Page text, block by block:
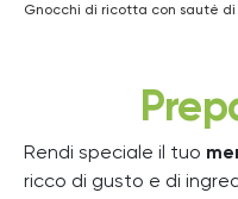
Gnocchi di ricotta con sauté
Rendi speciale il tuo
ricco di gusto e di